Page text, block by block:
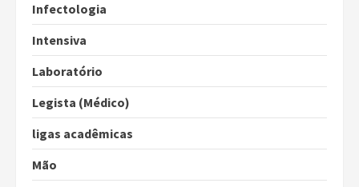
Infectologia
Intensiva
Laboratório
Legista (Médico)
ligas acadêmicas
Mão